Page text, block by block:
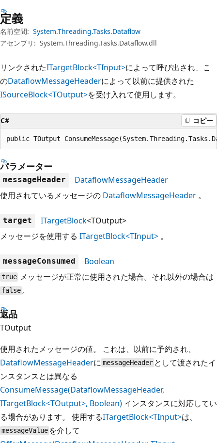
定義
名前空間: System.Threading.Tasks.Dataflow
アセンブリ: System.Threading.Tasks.Dataflow.dll
リンクされたITargetBlock<TInput>によって呼び出され、こ
のDataflowMessageHeaderによって以前に提供された
ISourceBlock<TOutput>を受け入れて使用します。
C# コピー
public TOutput
パラメーター
messageHeader
DataflowMessageHeader
使用されているメッセージの DataflowMessageHeader 。
target ITargetBlock<TOutput>
メッセージを使用する ITargetBlock<TInput> 。
messageConsumed Boolean
true メッセージが正常に使用された場合。それ以外の場合は
false 。
返品
TOutput
使用されたメッセージの値。 これは、以前に予約され、
DataflowMessageHeaderに messageHeader として渡されたイ
ンスタンスとは異なる
ConsumeMessage(DataflowMessageHeader,
ITargetBlock<TOutput>, Boolean) インスタンスに対応してい
る場合があります。 使用するITargetBlock<TInput>は、
messageValue を介して